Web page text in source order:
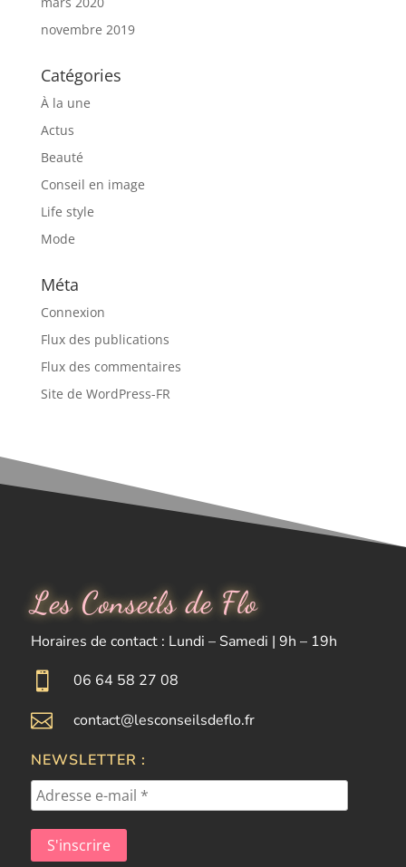
novembre 2019
Catégories
À la une
Actus
Beauté
Conseil en image
Life style
Mode
Méta
Connexion
Flux des publications
Flux des commentaires
Site de WordPress-FR
Les Conseils de Flo
Horaires de contact : Lundi – Samedi | 9h – 19h
 06 64 58 27 08

contact@lesconseilsdeflo.fr
NEWSLETTER :